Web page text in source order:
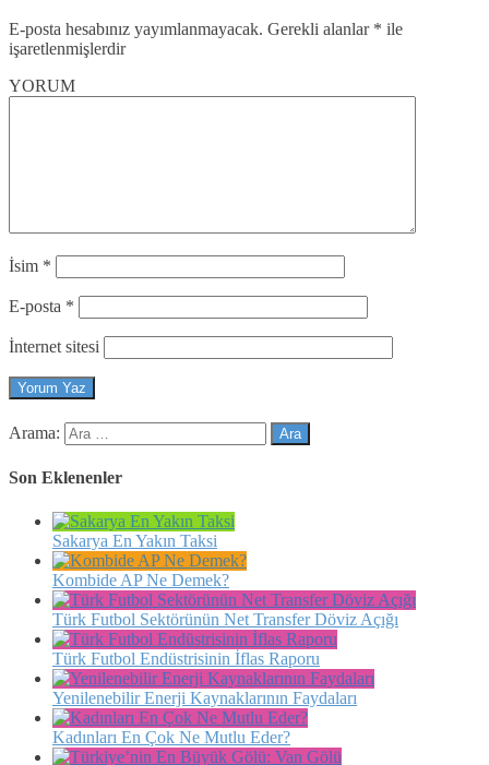
E-posta hesabınız yayımlanmayacak. Gerekli alanlar * ile
işaretlenmişlerdir
YORUM
İsim *
E-posta *
İnternet sitesi
Arama:
Son Eklenenler
Sakarya En Yakın Taksi
Kombide AP Ne Demek?
Türk Futbol Sektörünün Net Transfer Döviz Açığı
Türk Futbol Endüstrisinin İflas Raporu
Yenilenebilir Enerji Kaynaklarının Faydaları
Kadınları En Çok Ne Mutlu Eder?